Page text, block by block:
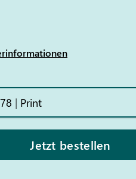
| Print
Jetzt bestellen